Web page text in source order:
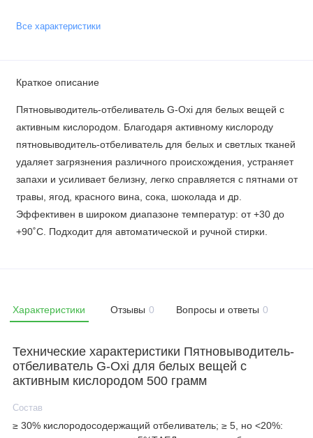
Все характеристики
Краткое описание
Пятновыводитель-отбеливатель G-Oxi для белых вещей с
активным кислородом. Благодаря активному кислороду
пятновыводитель-отбеливатель для белых и светлых тканей
удаляет загрязнения различного происхождения, устраняет
запахи и усиливает белизну, легко справляется с пятнами от
травы, ягод, красного вина, сока, шоколада и др.
Эффективен в широком диапазоне температур: от +30 до
+90˚C. Подходит для автоматической и ручной стирки.
Характеристики Отзывы 0 Вопросы и ответы 0
Технические характеристики Пятновыводитель-
отбеливатель G-Oxi для белых вещей с
активным кислородом 500 грамм
Состав
≥ 30% кислородосодержащий отбеливатель; ≥ 5, но <20%: